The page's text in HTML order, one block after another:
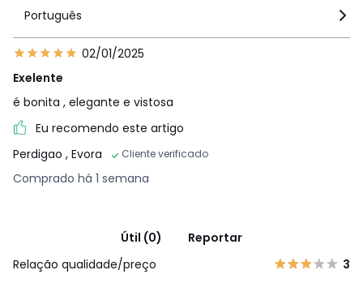
Português
02/01/2025
Exelente
é bonita , elegante e vistosa
Eu recomendo este artigo
Perdigao , Evora Cliente verificado
Comprado há 1 semana
Útil (0)
Reportar
Relação qualidade/preço
3